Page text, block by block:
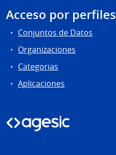
Acceso por perfiles
Conjuntos de Datos
Organizaciones
Categorias
Aplicaciones